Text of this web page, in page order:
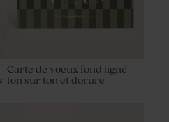
Carte de voeux fond ligné
ton sur ton et dorure